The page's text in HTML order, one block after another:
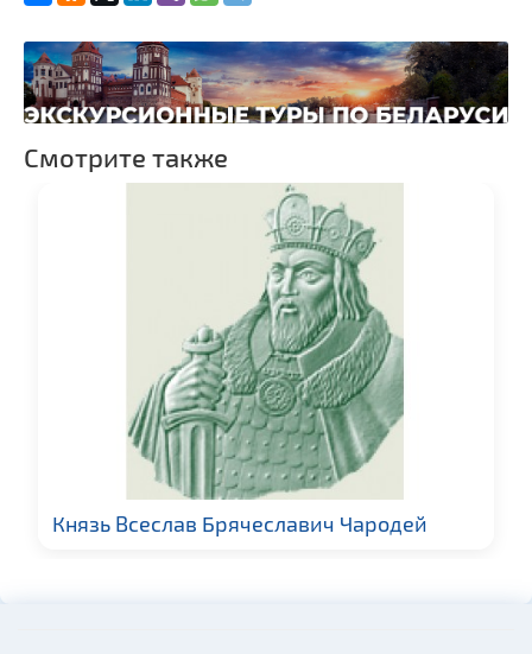
Смотрите также
Князь Всеслав Брячеславич Чародей